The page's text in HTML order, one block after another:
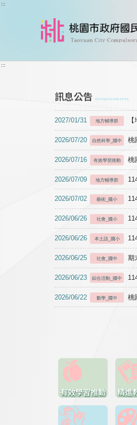
跳到主要內容
:::
:::
訊息公告 Announcements
2027/01/31 地方輔導群
2026/07/20 自然科學_國中 桃
2026/07/16 有效學習推動 桃
2026/07/09 地方輔導群
2026/07/02 藝術_國小
2026/06/26 社會_國小
2026/06/26 本土語_國小
2026/06/25 社會_國中 期
2026/06/23 綜合活動_國中
2026/06/22 數學_國中 桃
有效學習推動 精進